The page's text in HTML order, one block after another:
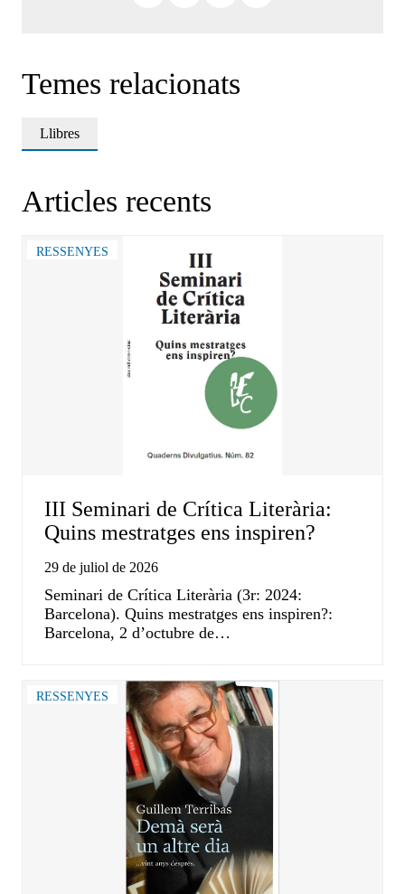
Temes relacionats
Llibres
Articles recents
RESSENYES
III Seminari de Crítica Literària:
Quins mestratges ens inspiren?
29 de juliol de 2026
Seminari de Crítica Literària (3r: 2024:
Barcelona). Quins mestratges ens inspiren?:
Barcelona, 2 d’octubre de…
RESSENYES